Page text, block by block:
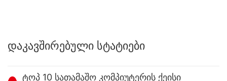
Დაკავშირებული Სტატიები
ტოპ 10 სათამაშო კომპიუტერის ქეისი